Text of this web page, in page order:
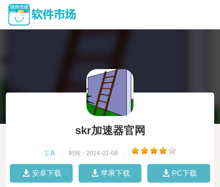
skr加速器官网
工具 时间：2024-01-08
安卓下载 苹果下载 PC下载